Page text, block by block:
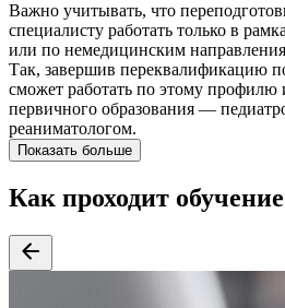
Важно учитывать, что
специалисту работать только в
или по немедицинским
Так, завершив переквалификацию
сможет работать по этому профилю
первичного образования —
реаниматологом.
Показать больше
Как проходит обучение